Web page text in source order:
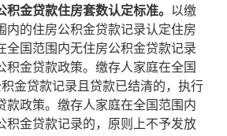
积金贷款住房套数认定标准。 以缴
内的住房公积金贷款记录认定住房
全国范围内无住房公积金贷款记录
积金贷款政策。缴存人家庭在全国
金贷款记录且贷款已结清的，执行
款政策。缴存人家庭在全国范围内
积金贷款记录的，原则上不予发放